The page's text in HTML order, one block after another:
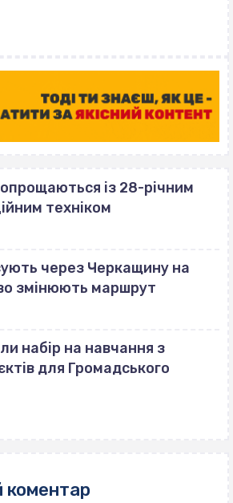
із 28-річним
техніком
через Черкащину на
змінюють маршрут
набір на навчання з
для Громадського
коментар